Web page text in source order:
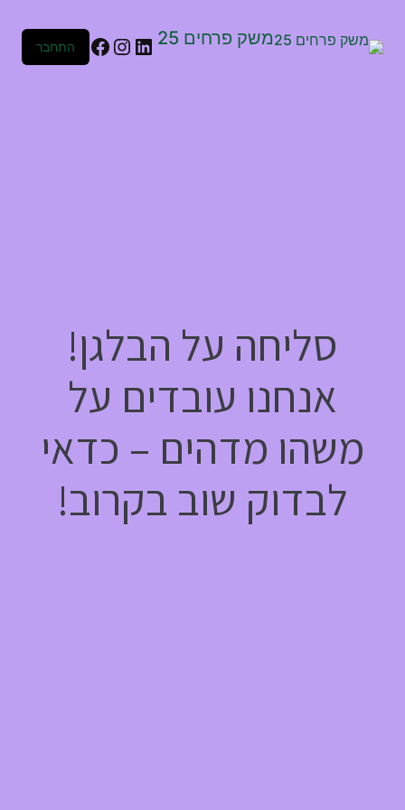
משק פרחים 25 התחבר
סליחה על הבלגן!
אנחנו עובדים על
משהו מדהים – כדאי
לבדוק שוב בקרוב!